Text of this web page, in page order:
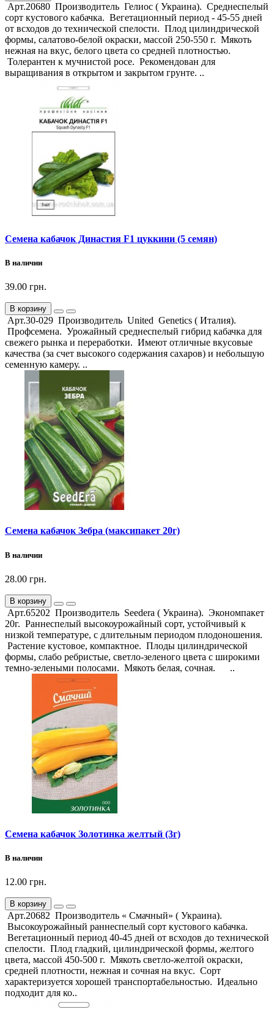
Арт.20680 Производитель Гелиос ( Украина). Среднеспелый
сорт кустового кабачка. Вегетационный период - 45-55 дней
от всходов до технической спелости. Плод цилиндрической
формы, салатово-белой окраски, массой 250-550 г. Мякоть
нежная на вкус, белого цвета со средней плотностью.
Толерантен к мучнистой росе. Рекомендован для
выращивания в открытом и закрытом грунте. ..
Семена кабачок Династия F1 цуккини (5 семян)
В наличии
39.00 грн.
В корзину
Арт.30-029 Производитель United Genetics ( Италия).
Профсемена. Урожайный среднеспелый гибрид кабачка для
свежего рынка и переработки. Имеют отличные вкусовые
качества (за счет высокого содержания сахаров) и небольшую
семенную камеру. ..
Семена кабачок Зебра (максипакет 20г)
В наличии
28.00 грн.
В корзину
Арт.65202 Производитель Seedera ( Украина). Экономпакет
20г. Раннеспелый высокоурожайный сорт, устойчивый к
низкой температуре, с длительным периодом плодоношения.
Растение кустовое, компактное. Плоды цилиндрической
формы, слабо ребристые, светло-зеленого цвета с широкими
темно-зелеными полосами. Мякоть белая, сочная. ..
Семена кабачок Золотинка желтый (3г)
В наличии
12.00 грн.
В корзину
Арт.20682 Производитель « Смачный» ( Украина).
Высокоурожайный раннеспелый сорт кустового кабачка.
Вегетационный период 40-45 дней от всходов до технической
спелости. Плод гладкий, цилиндрической формы, желтого
цвета, массой 450-500 г. Мякоть светло-желтой окраски,
средней плотности, нежная и сочная на вкус. Сорт
характеризуется хорошей транспортабельностью. Идеально
подходит для ко..